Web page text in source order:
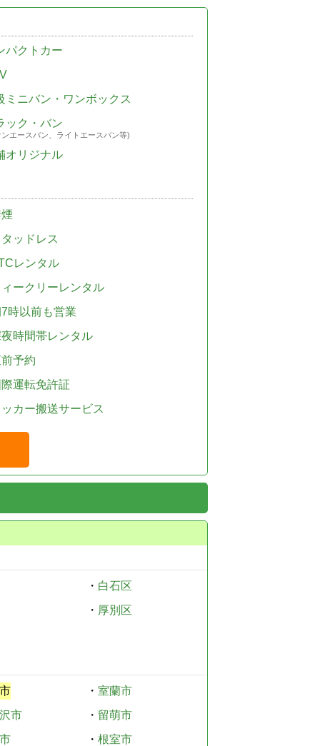
パクトカー
ミニバン・ワンボックス
ック・バン
エースバン、ライトエースバン等)
オリジナル
ッドレス
レンタル
ークリーレンタル
時以前も営業
時間帯レンタル
予約
運転免許証
カー搬送サービス
・ 白石区
・ 厚別区
・ 室蘭市
市
・ 留萌市
・ 根室市